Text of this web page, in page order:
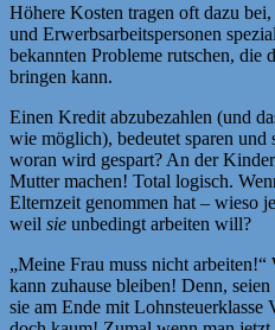
Höhere Kosten tragen oft dazu
und Erwerbsarbeitspersonen
bekannten Probleme rutschen, die
bringen kann.
Einen Kredit abzubezahlen (und
wie möglich), bedeutet sparen und
woran wird gespart? An der
Mutter machen! Total logisch.
Elternzeit genommen hat – wieso
weil sie unbedingt arbeiten will?
„Meine Frau muss nicht
kann zuhause bleiben! Denn,
sie am Ende mit